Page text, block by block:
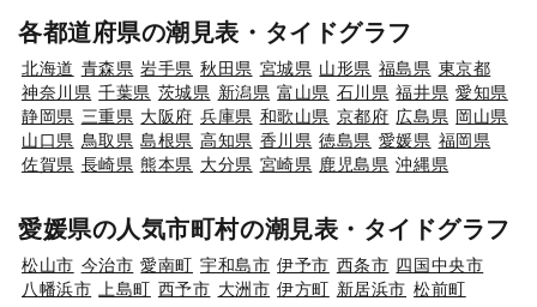
各都道府県の潮見表・タイドグラフ
北海道 青森県 岩手県 秋田県 宮城県 山形県 福島県 東京都
神奈川県 千葉県 茨城県 新潟県 富山県 石川県 福井県 愛知県
静岡県 三重県 大阪府 兵庫県 和歌山県 京都府 広島県 岡山県
山口県 鳥取県 島根県 高知県 香川県 徳島県 愛媛県 福岡県
佐賀県 長崎県 熊本県 大分県 宮崎県 鹿児島県 沖縄県
愛媛県の人気市町村の潮見表・タイドグラフ
松山市 今治市 愛南町 宇和島市 伊予市 西条市 四国中央市
八幡浜市
上島町 西予市 大洲市 伊方町 新居浜市 松前町